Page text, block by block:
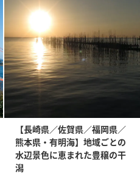
【長崎県／佐賀県／福岡県／
熊本県・有明海】地域ごとの
水辺景色に恵まれた豊穣の干
潟